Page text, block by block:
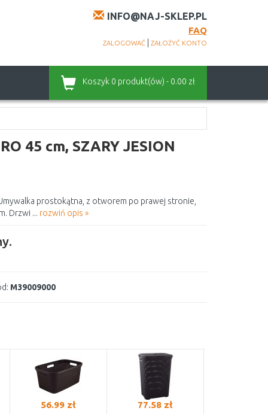
INFO@NAJ-SKLEP.PL
FAQ
ZALOGOWAĆ ZAŁOŻYĆ KONTO
Koszyk 0 produkt(ów) - 0.00 zł
45 cm, SZARY JESION
prostokątna, z otworem po prawej stronie,
Drzwi ... rozwiń opis »
M39009000
56.99 zł 77.58 zł